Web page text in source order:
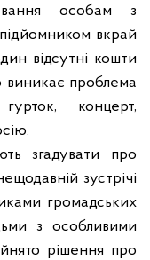
особам з
підйомником вкрай
відсутні кошти
виникає проблема
гурток, концерт,
згадувати про
зустрічі
громадських
з особливими
рішення про